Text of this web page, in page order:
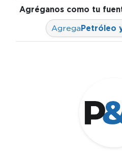
Agréganos como tu
Agrega Petróleo